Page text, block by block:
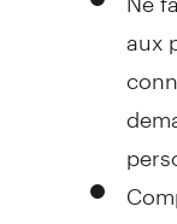
aux